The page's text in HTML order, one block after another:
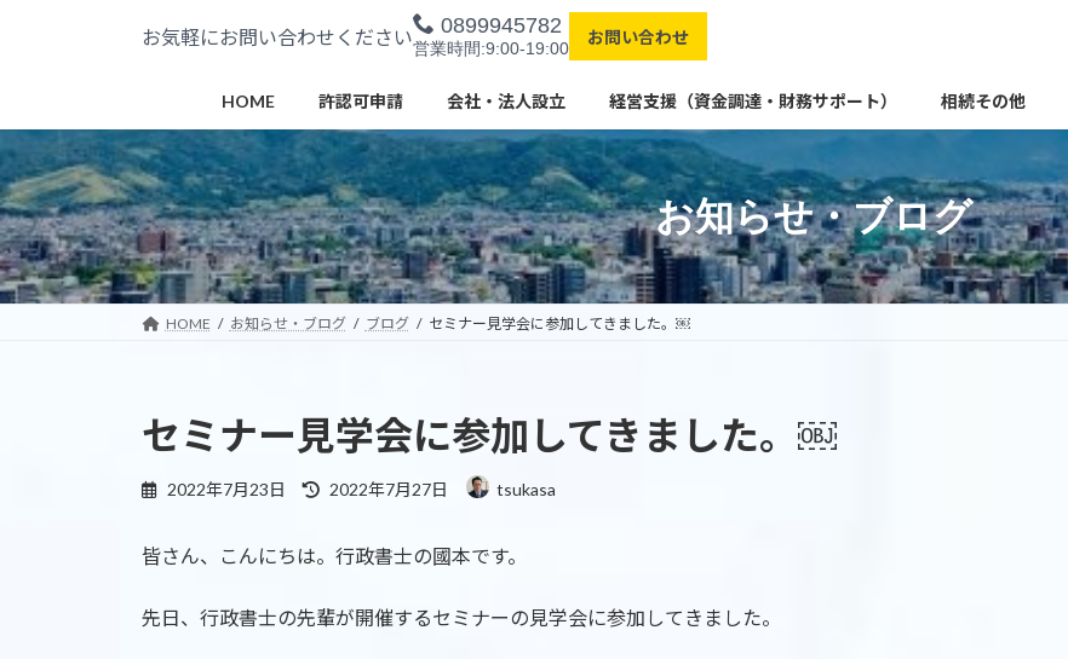
ツ
へ
ス
キ
ッ
プ
シ
ョ
ン
に
移
動
お気軽にお問い合わせください 0899945782
営業時間:9:00-19:00
お問い合わせ
HOME 許認可申請 会社・法人設立 経営支援（資金調達・財務サポート） 相続その他
お知らせ・ブログ
HOME お知らせ・ブログ ブログ セミナー見学会に参加してきました。￼
セミナー見学会に参加してきました。￼
2022年7月23日
最
新
時
:
2022年7月27日 tsukasa
皆さん、こんにちは。行政書士の國本です。
先日、行政書士の先輩が開催するセミナーの見学会に参加してきました。